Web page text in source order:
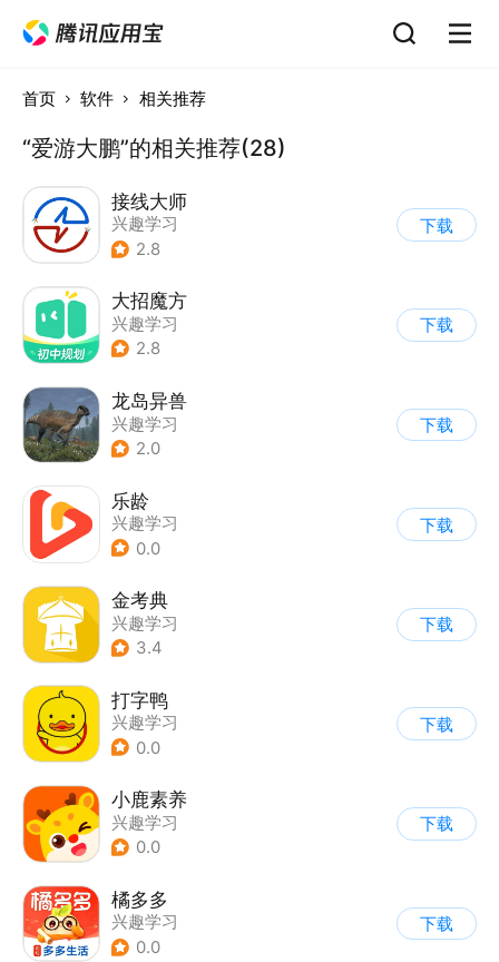
首页 软件 相关推荐
“爱游大鹏”的相关推荐(28)
接线大师
兴趣学习
2.8
下载
大招魔方
兴趣学习
2.8
下载
龙岛异兽
兴趣学习
2.0
下载
乐龄
兴趣学习
0.0
下载
金考典
兴趣学习
3.4
下载
打字鸭
兴趣学习
0.0
下载
小鹿素养
兴趣学习
0.0
下载
橘多多
兴趣学习
0.0
下载